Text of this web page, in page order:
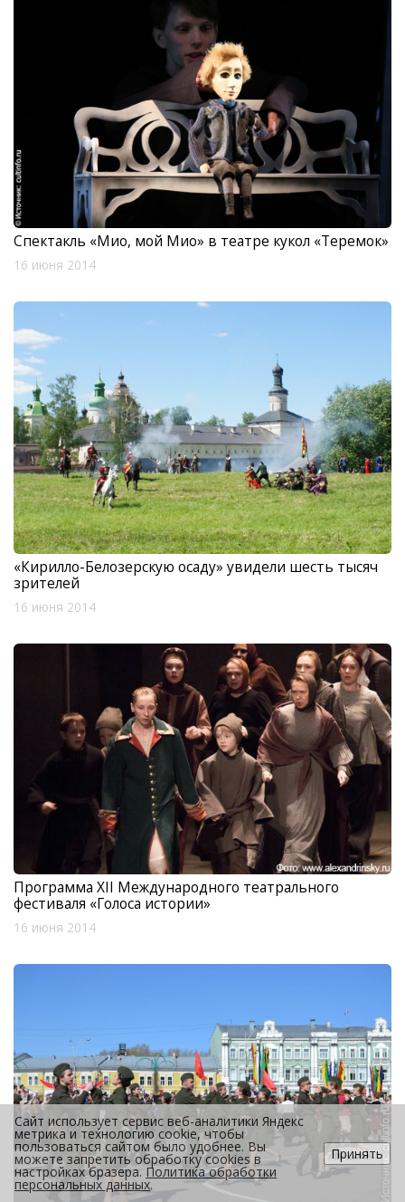
Спектакль «Мио, мой Мио» в театре кукол «Теремок»
16 июня 2014
«Кирилло-Белозерскую осаду» увидели шесть тысяч
зрителей
16 июня 2014
Программа XII Международного театрального
фестиваля «Голоса истории»
16 июня 2014
Сайт использует сервис веб-аналитики Яндекс
метрика и технологию cookie, чтобы
пользоваться сайтом было удобнее. Вы
можете запретить обработку cookies в
настройках бразера. Политика обработки
персональных данных.
Принять